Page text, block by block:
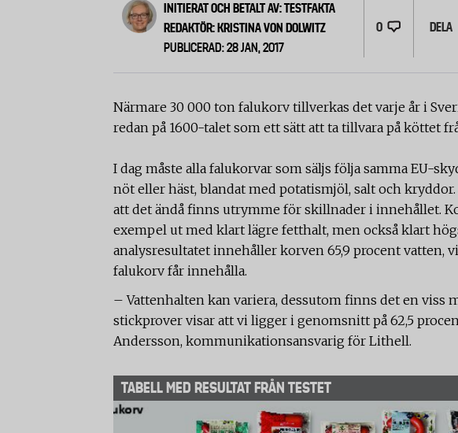
INITIERAT OCH BETALT AV: TESTFAKTA
REDAKTÖR: KRISTINA VON DOLWITZ
PUBLICERAD: 28 JAN, 2017
0 DELA
Närmare 30 000 ton falukorv tillverkas det varje år i
redan på 1600-talet som ett sätt att ta tillvara på köttet
I dag måste alla falukorvar som säljs följa samma EU-
nöt eller häst, blandat med potatismjöl, salt och
att det ändå finns utrymme för skillnader i innehållet.
exempel ut med klart lägre fetthalt, men också klart
analysresultatet innehåller korven 65,9 procent vatten,
falukorv får innehålla.
– Vattenhalten kan variera, dessutom finns det en viss
stickprover visar att vi ligger i genomsnitt på 62,5
Andersson, kommunikationsansvarig för Lithell.
TABELL MED RESULTAT FRÅN TESTET